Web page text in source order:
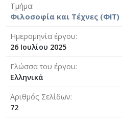
Τμήμα
Φιλοσοφία και Τέχνες (ΦΙΤ)
Ημερομηνία έργου
26 Ιουλίου 2025
Γλώσσα του έργου
Ελληνικά
Αριθμός Σελίδων
72